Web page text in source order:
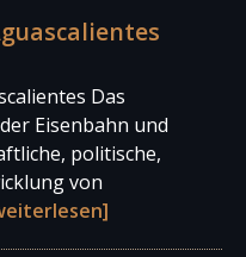
Das
Eisenbahn und
politische,
von